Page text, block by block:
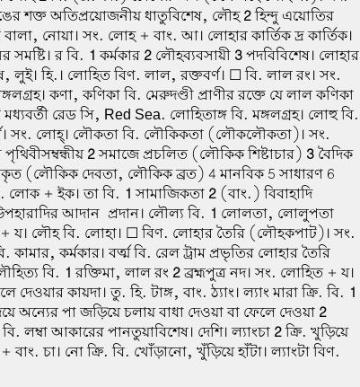
শক্ত অতিপ্রয়োজনীয় ধাতুবিশেষ, লৌহ2হিন্দু এয়োতির
বালা, নোয়া। সং. লোহ + বাং. আ। লোহার কার্তিক দ্র কার্তিক।
সমষ্টি। র বি. 1 কর্মকার 2লৌহব্যবসায়ী 3পদবিবিশেষ। লোহার
লুই। হি.। লোহিত বিণ. লাল, রক্তবর্ণ। ☐ বি. লাল রং। সং.
কণা, কণিকা বি. মেরুদণ্ডী প্রাণীর রক্তে যে লাল কণিকা
রেড সি, Red Sea. লোহিতাঙ্গ বি. মঙ্গলগ্রহ। লোহু বি.
সং. লোহ্। লৌকতা বি. লৌকিকতা (লৌকলৌকতা)। সং.
2সমাজে প্রচলিত (লৌকিক শিষ্টাচার) 3বৈদিক
(লৌকিক দেবতা, লৌকিক ব্রত) 4 মানবিক 5 সাধারণ 6
লোক + ইক। তা বি. 1 সামাজিকতা 2(বাং.) বিবাহাদি
আদান-প্রদান। লৌল্য বি. 1 লোলতা, লোলুপতা
য। লৌহ বি. লোহা। ☐ বিণ. লোহার তৈরি (লৌহকপাট)। সং.
কর্মকার। বর্ত্ম বি. রেল ট্রাম প্রভৃতির লোহার তৈরি
বি. 1 রক্তিমা, লাল রং 2ব্রহ্মপুত্র নদ। সং. লোহিত + য।
দেওয়ার কায়দা। তু. হি. টাঙ্গ, বাং. ঠ্যাং। ল্যাং মারা ক্রি. বি. 1
অন্যের পা জড়িয়ে চলায় বাধা দেওয়া বা ফেলে দেওয়া 2
বি. লম্বা আকারের পানতুয়াবিশেষ। দেশি। ল্যাংচা 2ক্রি. খুড়িয়ে
চা। নো ক্রি. বি. খোঁড়ানো, খুঁড়িয়ে হাঁটা। ল্যাংটা বিণ.